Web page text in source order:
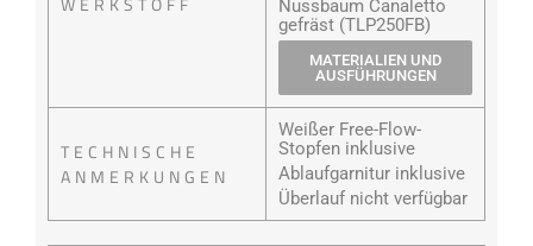
Nussbaum Canaletto
gefräst (TLP250FB)
MATERIALIEN UND
AUSFÜHRUNGEN
TECHNISCHE
ANMERKUNGEN
Weißer Free-Flow-
Stopfen inklusive
Ablaufgarnitur inklusive
Überlauf nicht verfügbar